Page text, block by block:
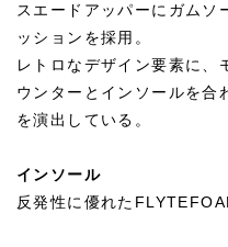
スエードアッパーにガムソ
ッションを採用。
レトロなデザイン要素に、
ウンターとインソールを合
を演出している。
インソール
反発性に優れた